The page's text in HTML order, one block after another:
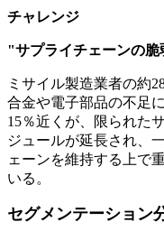
チャレンジ
"サプライチェーンの
ミサイル製造業者の約
合金や電子部品の不足
15％近くが、限られた
ジュールが延長され、
ェーンを維持する上で
いる。
セグメンテーション